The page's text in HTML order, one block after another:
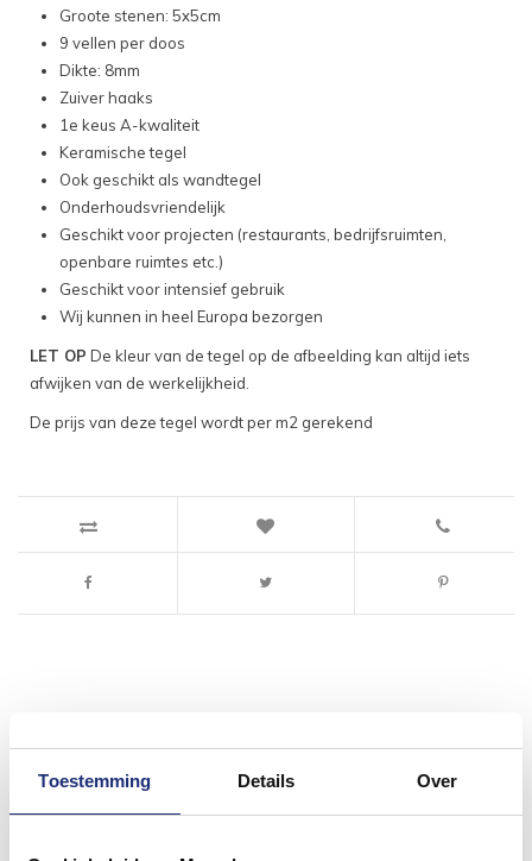
Toestemming Details Over
Groote stenen: 5x5cm
9 vellen per doos
Dikte: 8mm
Zuiver haaks
1e keus A-kwaliteit
Keramische tegel
Ook geschikt als wandtegel
Onderhoudsvriendelijk
Geschikt voor projecten (restaurants, bedrijfsruimten,
openbare ruimtes etc.)
Geschikt voor intensief gebruik
Wij kunnen in heel Europa bezorgen
LET OP De kleur van de tegel op de afbeelding kan altijd iets
afwijken van de werkelijkheid.
De prijs van deze tegel wordt per m2 gerekend
#mijndroombadkamer
Wij geloven in de kracht van delen. Deel jouw
en tag @megadumpnl. Samen bouwen we een